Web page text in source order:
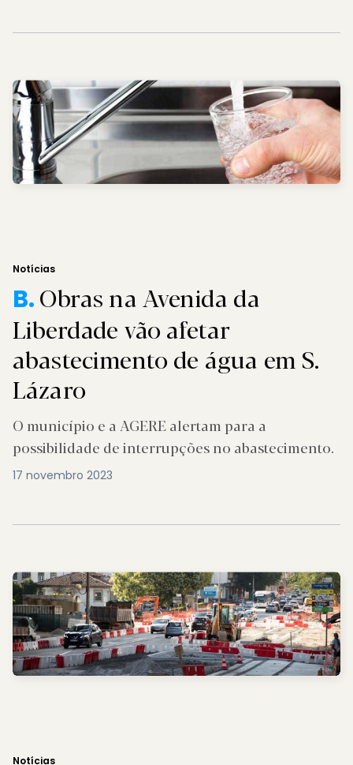
Notícias
B.Obras na Avenida da
Liberdade vão afetar
abastecimento de água em S.
Lázaro
O município e a AGERE alertam para a
possibilidade de interrupções no abastecimento.
17 novembro 2023
Notícias